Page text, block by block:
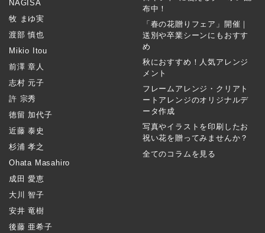
NAGISA
牧 まゆ実
渡部 慎也
Mikio Itou
前澤 章人
志村 元子
許 宗秀
徳留 加代子
近藤 泰史
杉浦 孝之
Ohata Masahiro
成田 愛恵
大川 智子
安井 竜樹
後藤 亜希子
布中！
「春の花贈りフェア」開催｜
送別や卒業シーンにもおすす
め
秋におすすめ！人気アレンジ
メント
フレームアレンジ・クリアト
ートアレンジのオリジナルデ
ータ作成
写真やイラストを印刷したお
祝い花を贈ってみませんか？
全てのコラムを見る